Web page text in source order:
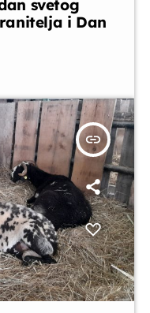
svetog
i Dan
insert_link